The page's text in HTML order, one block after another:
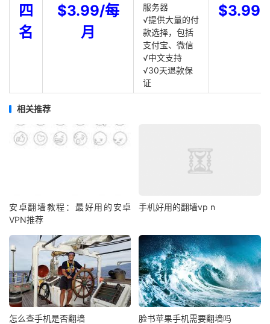
四
名
$3.99/每
月
服务器
√提供大量的付
款选择，包括
支付宝、微信
√中文支持
√30天退款保
证
$3.99
相关推荐
安卓翻墙教程：最好用的安卓
VPN推荐
手机好用的翻墙vp n
怎么查手机是否翻墙 脸书苹果手机需要翻墙吗